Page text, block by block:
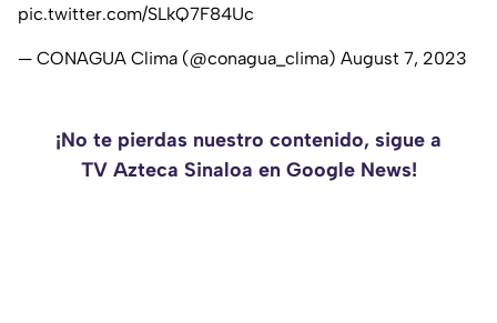
pic.twitter.com/SLkQ7F84Uc
— CONAGUA Clima (@conagua_clima) August 7, 2023
¡No te pierdas nuestro contenido, sigue a
TV Azteca Sinaloa en Google News!